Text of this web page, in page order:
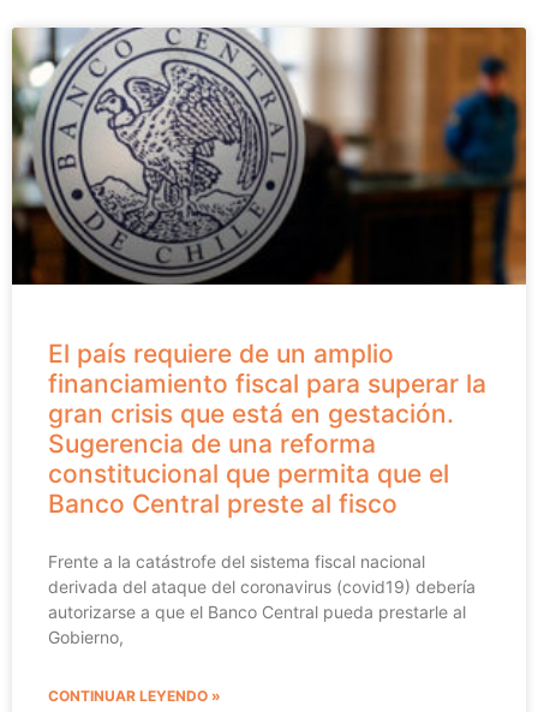
El país requiere de un amplio
financiamiento fiscal para superar la
gran crisis que está en gestación.
Sugerencia de una reforma
constitucional que permita que el
Banco Central preste al fisco
Frente a la catástrofe del sistema fiscal nacional
derivada del ataque del coronavirus (covid19) debería
autorizarse a que el Banco Central pueda prestarle al
Gobierno,
CONTINUAR LEYENDO »